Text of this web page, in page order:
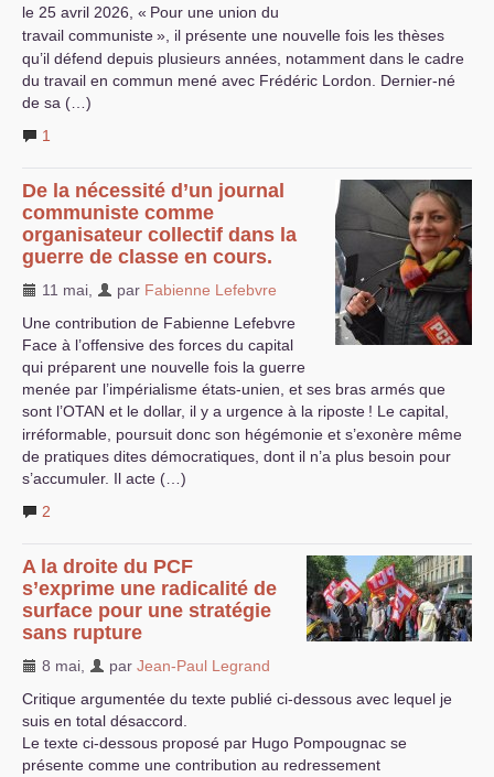
le 25 avril 2026, « Pour une union du
travail communiste», il présente une nouvelle fois les thèses
qu’il défend depuis plusieurs années, notamment dans le cadre
du travail en commun mené avec Frédéric Lordon. Dernier-né
de sa (…)
1
De la nécessité d’un journal
communiste comme
organisateur collectif dans la
guerre de classe en cours.
11 mai par Fabienne Lefebvre
Une contribution de Fabienne Lefebvre
Face à l’offensive des forces du capital
qui préparent une nouvelle fois la guerre
menée par l’impérialisme états-unien, et ses bras armés que
sont l’OTAN et le dollar, il y a urgence à la riposte ! Le capital,
irréformable, poursuit donc son hégémonie et s’exonère même
de pratiques dites démocratiques, dont il n’a plus besoin pour
s’accumuler. Il acte (…)
2
A la droite du PCF
s’exprime une radicalité de
surface pour une stratégie
sans rupture
8 mai par Jean-Paul Legrand
Critique argumentée du texte publié ci-dessous avec lequel je
suis en total désaccord.
Le texte ci-dessous proposé par Hugo Pompougnac se
présente comme une contribution au redressement